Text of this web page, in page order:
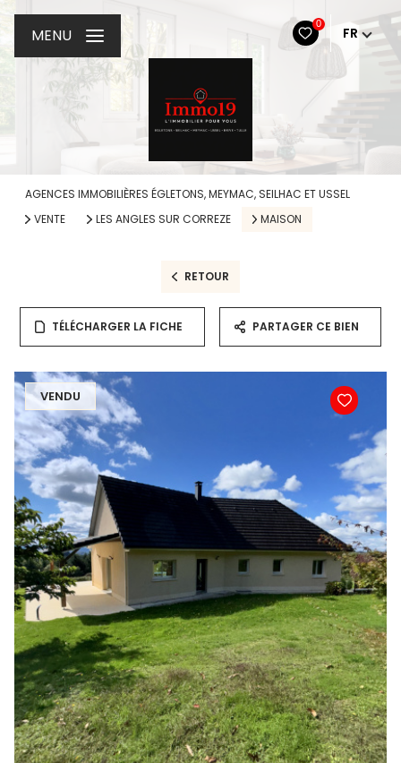
0
FR
MENU
AGENCES IMMOBILIÈRES ÉGLETONS, MEYMAC, SEILHAC ET USSEL
VENTE
LES ANGLES SUR CORREZE MAISON
RETOUR
TÉLÉCHARGER LA FICHE PARTAGER CE BIEN
VENDU